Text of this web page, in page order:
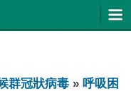
群冠狀病毒 » 呼吸困